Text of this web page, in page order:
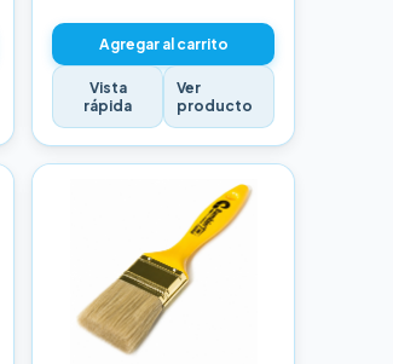
Agregar al carrito
Vista
rápida
Ver
producto